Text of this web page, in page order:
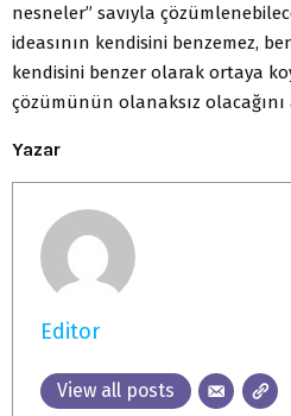
nesneler” savıyla
ideasının kendisini benzemez,
kendisini benzer olarak ortaya
çözümünün olanaksız olacağını
Yazar
Editor
View all posts